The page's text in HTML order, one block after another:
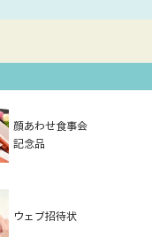
顔あわせ食事会
記念品
ウェブ招待状